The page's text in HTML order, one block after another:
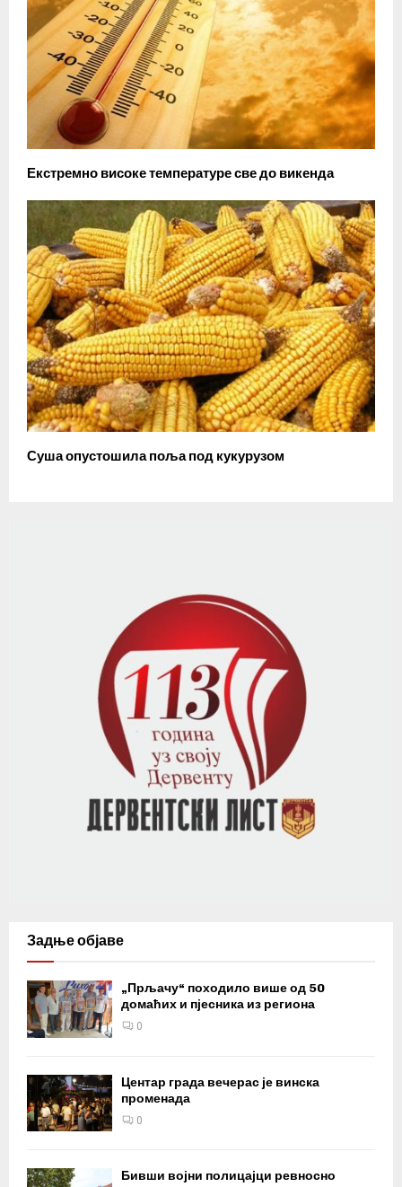
Екстремно високе температуре све до викенда
Суша опустошила поља под кукурузом
Задње објаве
„Прљачу“ походило више од 50
домаћих и пјесника из региона
0
Центар града вечерас је винска
променада
0
Бивши војни полицајци ревносно